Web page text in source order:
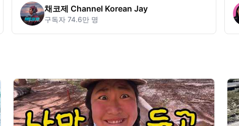
채코제 Channel Korean Jay
구독자74.6만 명